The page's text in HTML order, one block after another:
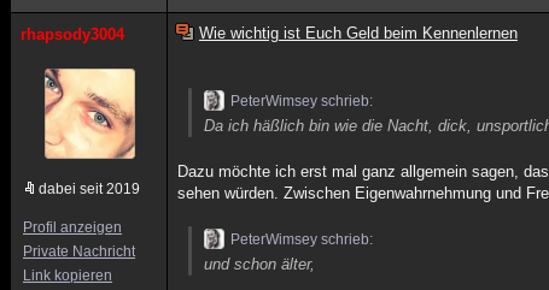
rhapsody3004
dabei seit 2019
Profil anzeigen
Private Nachricht
Link kopieren
Wie wichtig ist Euch Geld beim Kennenlernen
PeterWimsey schrieb:
Da ich häßlich bin wie die Nacht, dick,
Dazu möchte ich erst mal ganz allgemein sagen,
sehen würden. Zwischen Eigenwahrnehmung und
PeterWimsey schrieb:
und schon älter,